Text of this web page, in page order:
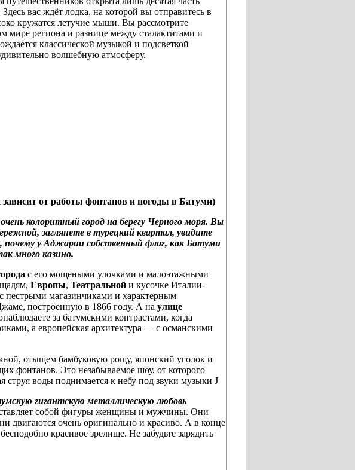
вас ждёт лодка, на которой вы отправитесь в
кружатся летучие мыши. Вы рассмотрите
мире региона и разнице между сталактитами и
классической музыкой и подсветкой
волшебную атмосферу.
зависит от работы фонтанов и погоды в Батуми)
колоритный город на берегу Черного моря. Вы
заглянете в турецкий квартал, увидите
у Аджарии собственный флаг, как Батуми
много казино.
с его мощеными улочками и малоэтажными
Европы, Театральной и кусочке Италии-
с пестрыми магазинчиками и характерным
построенную в 1866 году. А на улице
за батумскими контрастами, когда
а европейская архитектура — с османскими
отыщем бамбуковую рощу, японский уголок и
фонтанов. Это незабываемое шоу, от которого
струя воды поднимается к небу под звуки музыки J
гигантскую металлическую любовь
собой фигуры женщины и мужчины. Они
двигаются очень оригинально и красиво. А в конце
красивое зрелище. Не забудьте зарядить